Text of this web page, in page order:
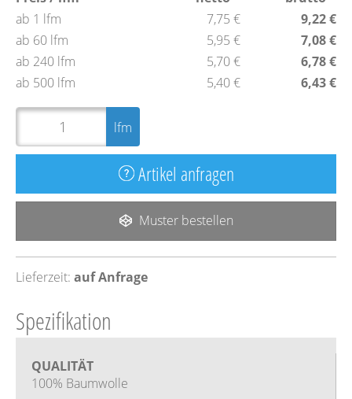
ab 1 lfm
7,75 €
9,22 €
ab 60 lfm
5,95 €
7,08 €
ab 240 lfm
5,70 €
6,78 €
ab 500 lfm
5,40 € 6,43 €
lfm
Artikel anfragen
Muster bestellen
Lieferzeit: auf Anfrage
Spezifikation
QUALITÄT
100% Baumwolle